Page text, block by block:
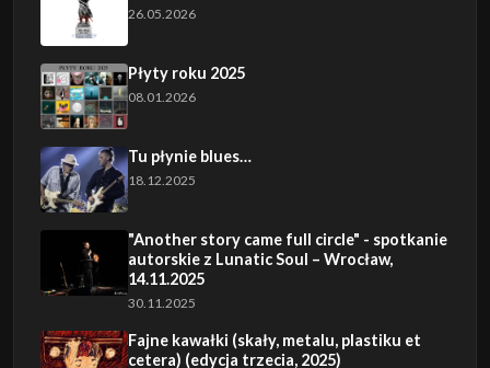
26.05.2026
Płyty roku 2025
08.01.2026
Tu płynie blues…
18.12.2025
"Another story came full circle" - spotkanie
autorskie z Lunatic Soul – Wrocław,
14.11.2025
30.11.2025
Fajne kawałki (skały, metalu, plastiku et
cetera) (edycja trzecia, 2025)